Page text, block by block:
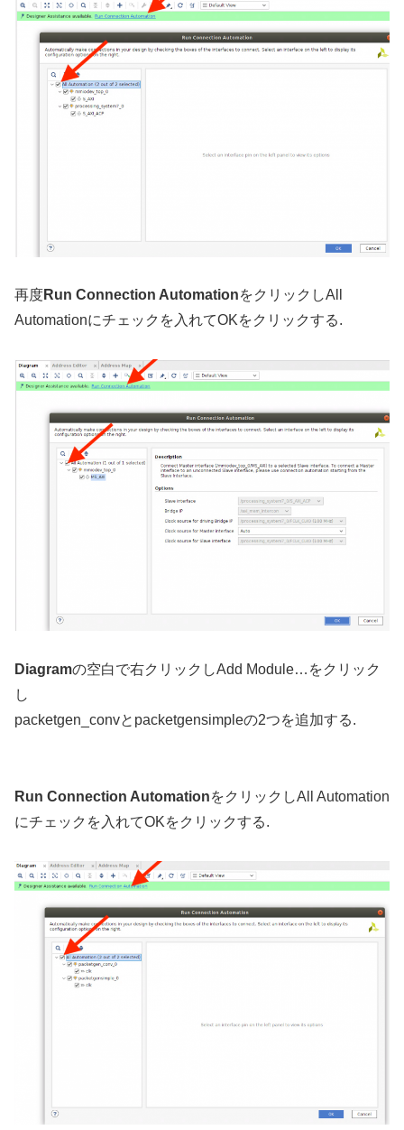
再度Run Connection AutomationをクリックしAll
Automationにチェックを入れてOKをクリックする.
Diagramの空白で右クリックしAdd Module…をクリック
し
packetgen_convとpacketgensimpleの2つを追加する.
Run Connection AutomationをクリックしAll Automation
にチェックを入れてOKをクリックする.